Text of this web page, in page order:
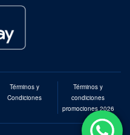
Términos y
Condiciones
Términos y
condiciones
promociones 2026